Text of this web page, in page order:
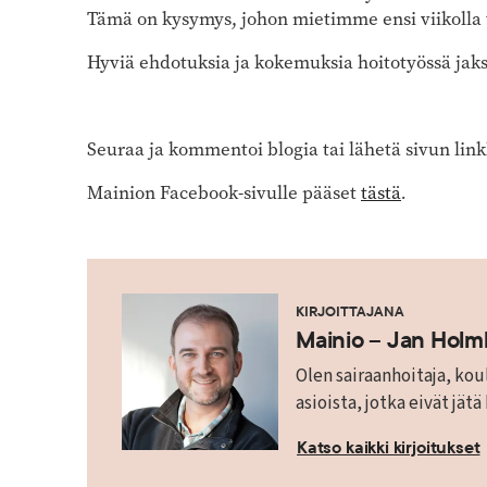
Tämä on kysymys, johon mietimme ensi
Hyviä ehdotuksia ja kokemuksia hoitotyössä
Seuraa ja kommentoi blogia tai lähetä sivun
Mainion Facebook-sivulle pääsettästä.
KIRJOITTAJANA
Mainio – Jan
Olen sairaanhoitaja,
asioista, jotka eivät jätä
Katso kaikki kirjoitukset